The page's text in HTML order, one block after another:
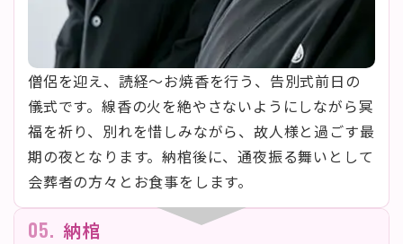
僧侶を迎え、読経〜お焼香を行う、告別式前日の
儀式です。線香の火を絶やさないようにしながら冥
福を祈り、別れを惜しみながら、故人様と過ごす最
期の夜となります。納棺後に、通夜振る舞いとして
会葬者の方々とお食事をします。
05. 納棺